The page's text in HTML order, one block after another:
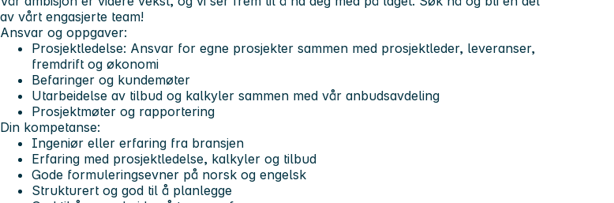
av vårt engasjerte team!
Ansvar og oppgaver:
Prosjektledelse: Ansvar for egne prosjekter sammen med prosjektleder, leveranser,
fremdrift og økonomi
Befaringer og kundemøter
Utarbeidelse av tilbud og kalkyler sammen med vår anbudsavdeling
Prosjektmøter og rapportering
Din kompetanse:
Ingeniør eller erfaring fra bransjen
Erfaring med prosjektledelse, kalkyler og tilbud
Gode formuleringsevner på norsk og engelsk
Strukturert og god til å planlegge